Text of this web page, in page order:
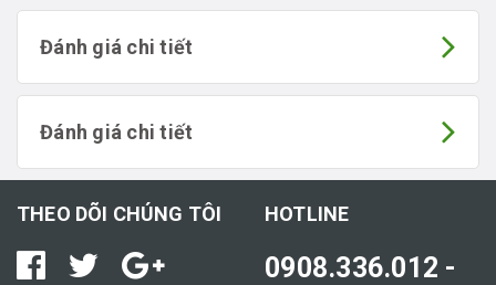
Đánh giá chi tiết
Đánh giá chi tiết
THEO DÕI CHÚNG TÔI HOTLINE
0908.336.012 -